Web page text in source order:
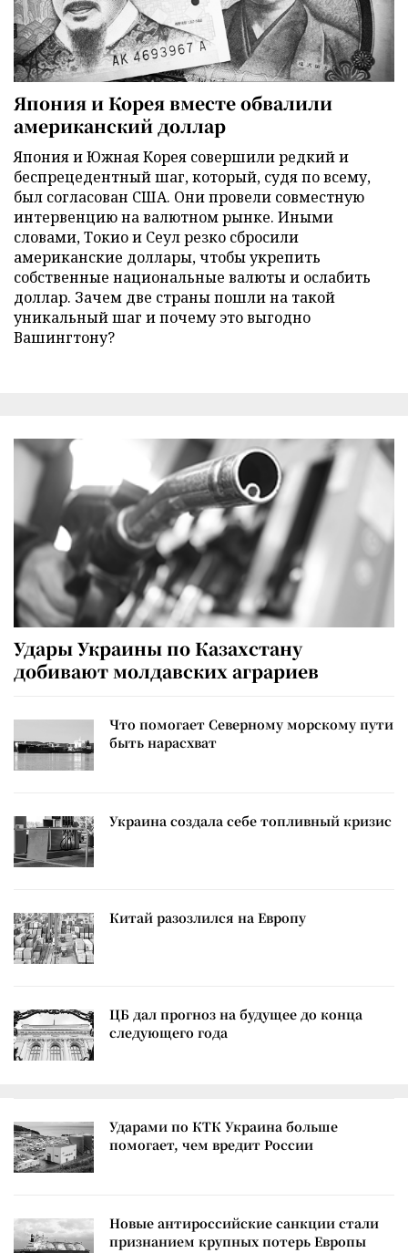
Япония и Корея вместе обвалили
американский доллар
Япония и Южная Корея совершили редкий и
беспрецедентный шаг, который, судя по всему,
был согласован США. Они провели совместную
интервенцию на валютном рынке. Иными
словами, Токио и Сеул резко сбросили
американские доллары, чтобы укрепить
собственные национальные валюты и ослабить
доллар. Зачем две страны пошли на такой
уникальный шаг и почему это выгодно
Вашингтону?
Удары Украины по Казахстану
добивают молдавских аграриев
Что помогает Северному морскому пути
быть нарасхват
Украина создала себе топливный кризис
Китай разозлился на Европу
ЦБ дал прогноз на будущее до конца
следующего года
Ударами по КТК Украина больше
помогает, чем вредит России
Новые антироссийские санкции стали
признанием крупных потерь Европы